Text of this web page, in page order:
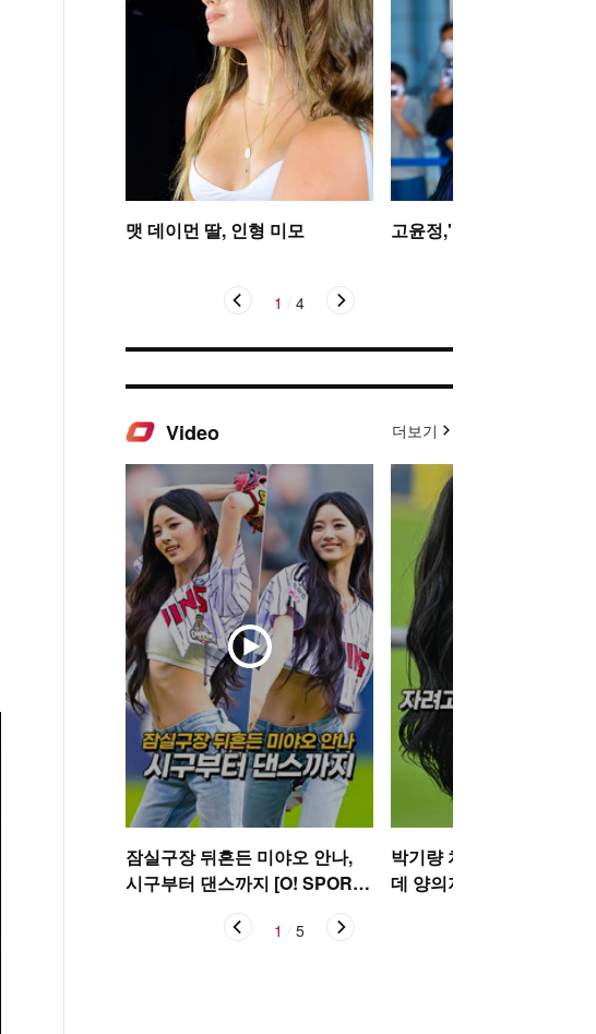
맷 데이먼 딸, 인형 미모 고윤정,'탄성을 자아내는
1 4
Video 더보기
잠실구장 뒤흔든 미야오 안나,
시구부터 댄스까지 [O! SPORT
박기량 치어리더, 자려고
데 양의지 [O! SPORTS
1 5